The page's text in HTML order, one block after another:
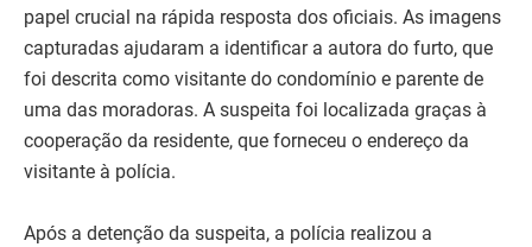
papel crucial na rápida resposta dos oficiais. As imagens
capturadas ajudaram a identificar a autora do furto, que
foi descrita como visitante do condomínio e parente de
uma das moradoras. A suspeita foi localizada graças à
cooperação da residente, que forneceu o endereço da
visitante à polícia.
Após a detenção da suspeita, a polícia realizou a